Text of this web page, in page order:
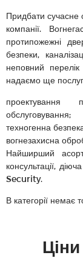
Придбати сучасне
компанії.
протипожежні
безпеки,
неповний
надаємо ще
проектування
обслуговування;
техногенна
вогнезахисна
Найширший
консультації,
Security.
В категорії немає